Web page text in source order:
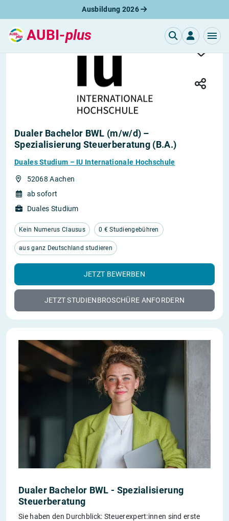
Ausbildung 2026
AUBI-plus
Dualer Bachelor BWL (m/w/d) –
Spezialisierung Steuerberatung (B.A.)
Duales Studium – IU Internationale Hochschule
52068 Aachen
ab sofort
Duales Studium
Kein Numerus Clausus 0 € Studiengebühren
aus ganz Deutschland studieren
JETZT BEWERBEN
JETZT STUDIENBROSCHÜRE ANFORDERN
Dualer Bachelor BWL - Spezialisierung
Steuerberatung
Sie haben den Durchblick: Steuerexpert:innen sind erste